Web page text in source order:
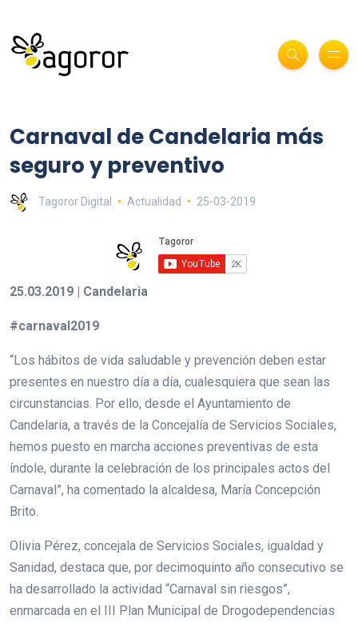
Carnaval de Candelaria más
seguro y preventivo
Tagoror Digital Actualidad 25-03-2019
25.03.2019 | Candelaria
#carnaval2019
“Los hábitos de vida saludable y prevención deben estar
presentes en nuestro día a día, cualesquiera que sean las
circunstancias. Por ello, desde el Ayuntamiento de
Candelaria, a través de la Concejalía de Servicios Sociales,
hemos puesto en marcha acciones preventivas de esta
índole, durante la celebración de los principales actos del
Carnaval”, ha comentado la alcaldesa, María Concepción
Brito.
Olivia Pérez, concejala de Servicios Sociales, igualdad y
Sanidad, destaca que, por decimoquinto año consecutivo se
ha desarrollado la actividad “Carnaval sin riesgos”,
enmarcada en el III Plan Municipal de Drogodependencias